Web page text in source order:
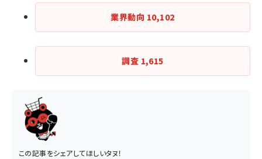
業界動向 10,102
調査 1,615
この記事をシェアしてほしいタヌ！